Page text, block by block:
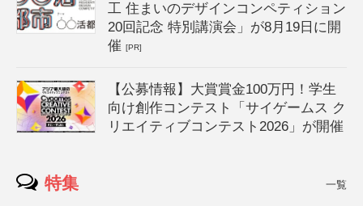
工 住まいのデザインコンペティション
20回記念 特別講演会」が8月19日に開
催[PR]
【公募情報】大賞賞金100万円！学生
向け創作コンテスト「サイゲームス ク
リエイティブコンテスト2026」が開催
特集 一覧